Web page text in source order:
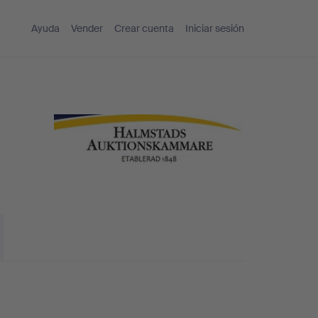
Ayuda Vender Crear cuenta Iniciar sesión